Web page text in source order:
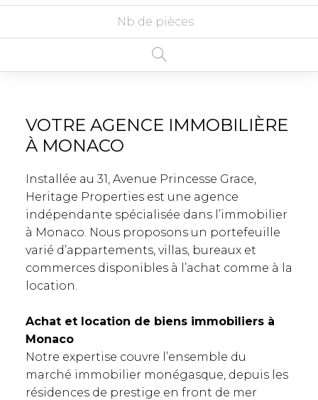
Nb de pièces
VOTRE AGENCE IMMOBILIÈRE
À MONACO
Installée au 31, Avenue Princesse Grace,
Heritage Properties est une agence
indépendante spécialisée dans l’immobilier
à Monaco. Nous proposons un portefeuille
varié d’appartements, villas, bureaux et
commerces disponibles à l’achat comme à la
location.
Achat et location de biens immobiliers à
Monaco
Notre expertise couvre l’ensemble du
marché immobilier monégasque, depuis les
résidences de prestige en front de mer